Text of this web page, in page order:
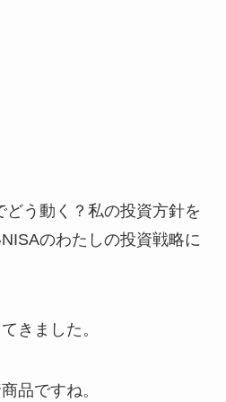
う動く？私の投資方針を
のわたしの投資戦略に
きました。
品ですね。